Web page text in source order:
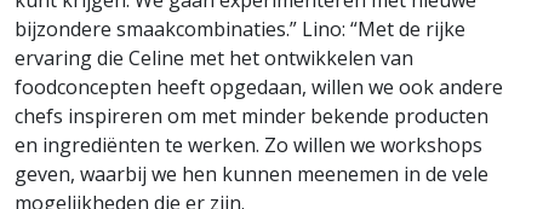
bijzondere smaakcombinaties.” Lino: “Met de rijke
ervaring die Celine met het ontwikkelen van
foodconcepten heeft opgedaan, willen we ook andere
chefs inspireren om met minder bekende producten
en ingrediënten te werken. Zo willen we workshops
geven, waarbij we hen kunnen meenemen in de vele
mogelijkheden die er zijn.